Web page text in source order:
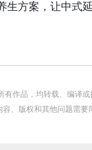
生方案，让中式
有作品，均转载、编译
、版权和其他问题需